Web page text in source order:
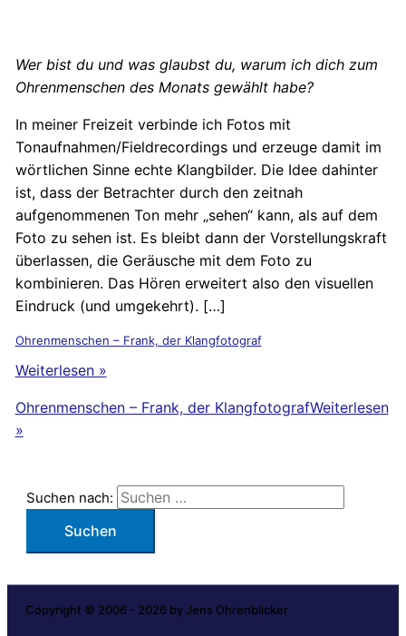
Wer bist du und was glaubst du, warum ich dich zum
Ohrenmenschen des Monats gewählt habe?
In meiner Freizeit verbinde ich Fotos mit
Tonaufnahmen/Fieldrecordings und erzeuge damit im
wörtlichen Sinne echte Klangbilder. Die Idee dahinter
ist, dass der Betrachter durch den zeitnah
aufgenommenen Ton mehr „sehen“ kann, als auf dem
Foto zu sehen ist. Es bleibt dann der Vorstellungskraft
überlassen, die Geräusche mit dem Foto zu
kombinieren. Das Hören erweitert also den visuellen
Eindruck (und umgekehrt). […]
Ohrenmenschen – Frank, der Klangfotograf
Weiterlesen »
Ohrenmenschen – Frank, der KlangfotografWeiterlesen
»
Suchen nach:
Copyright © 2006 - 2026 by Jens Ohrenblicker